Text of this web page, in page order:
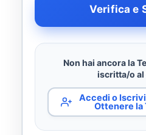
Verifica e
Non hai ancora la
iscritta/o al
Accedi o
Ottenere la